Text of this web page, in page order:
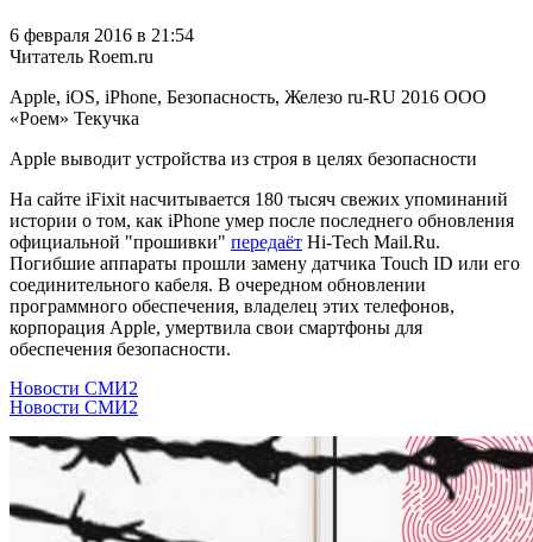
6 февраля 2016 в 21:54
Читатель Roem.ru
Apple, iOS, iPhone, Безопасность, Железо ru-RU 2016 ООО
«Роем» Текучка
Apple выводит устройства из строя в целях безопасности
На сайте iFixit насчитывается 180 тысяч свежих упоминаний
истории о том, как iPhone умер после последнего обновления
официальной "прошивки" передаёт Hi-Tech Mail.Ru.
Погибшие аппараты прошли замену датчика Touch ID или его
соединительного кабеля. В очередном обновлении
программного обеспечения, владелец этих телефонов,
корпорация Apple, умертвила свои смартфоны для
обеспечения безопасности.
Новости СМИ2
Новости СМИ2